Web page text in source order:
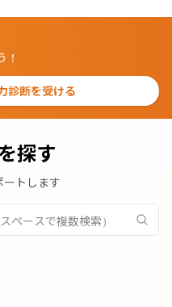
！
診断を受ける
探す
トします